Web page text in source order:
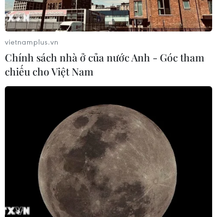
động nhằm lật đổ chính quyền nhân
dân
Bảo mẫu tại cơ sở mầm non thừa
nhận hành vi bạo hành hai trẻ
Phát hiện đối tượng tàng trữ trái
phép vũ khí quân dụng
07/08/2026 12:25
Tây Ninh cảnh báo giả mạo cơ quan
vietnamplus.vn
Chính sách nhà ở của nước Anh - Góc tham
chiếu cho Việt Nam